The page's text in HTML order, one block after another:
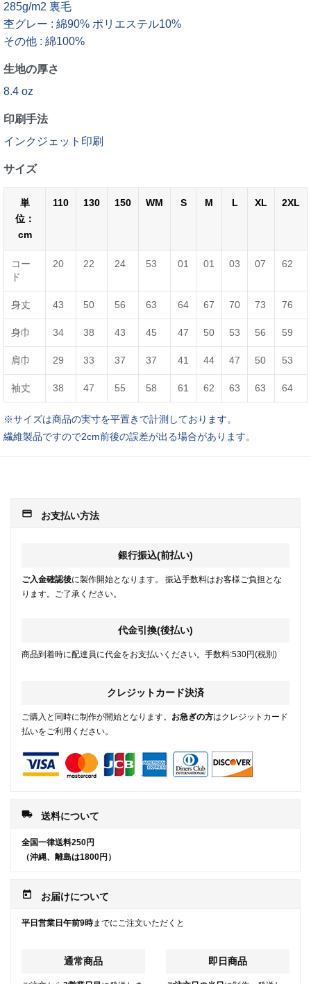
285g/m2 裏毛
杢グレー : 綿90% ポリエステル10%
その他 : 綿100%
生地の厚さ
8.4 oz
印刷手法
インクジェット印刷
サイズ
単
位：
cm
110 130 150 WM S M L XL 2XL
コー
ド
20 22 24 53 01 01 03 07 62
身丈 43 50 56 63 64 67 70 73 76
身巾 34 38 43 45 47 50 53 56 59
肩巾 29 33 37 37 41 44 47 50 53
袖丈 38 47 55 58 61 62 63 63 64
※サイズは商品の実寸を平置きで計測しております。
繊維製品ですので2cm前後の誤差が出る場合があります。
payment お支払い方法
銀行振込(前払い)
ご入金確認後に製作開始となります。 振込手数料はお客様ご負担とな
ります。ご了承ください。
代金引換(後払い)
商品到着時に配達員に代金をお支払いください。手数料:530円(税別)
クレジットカード決済
ご購入と同時に制作が開始となります。 お急ぎの方はクレジットカード
払いをご利用ください。
local_shipping 送料について
全国一律送料250円
（沖縄、離島は1800円）
today お届けについて
平日営業日午前9時までにご注文いただくと
通常商品 即日商品